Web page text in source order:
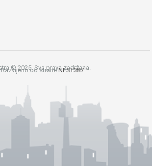
© 2025. Sva prava zadržana.
Razvijeno od straneNEST387